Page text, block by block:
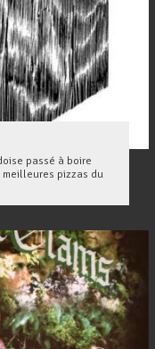
passé à boire
pizzas du